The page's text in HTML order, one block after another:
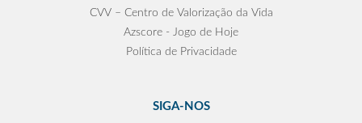
CVV – Centro de Valorização da Vida
Azscore - Jogo de Hoje
Política de Privacidade
SIGA-NOS